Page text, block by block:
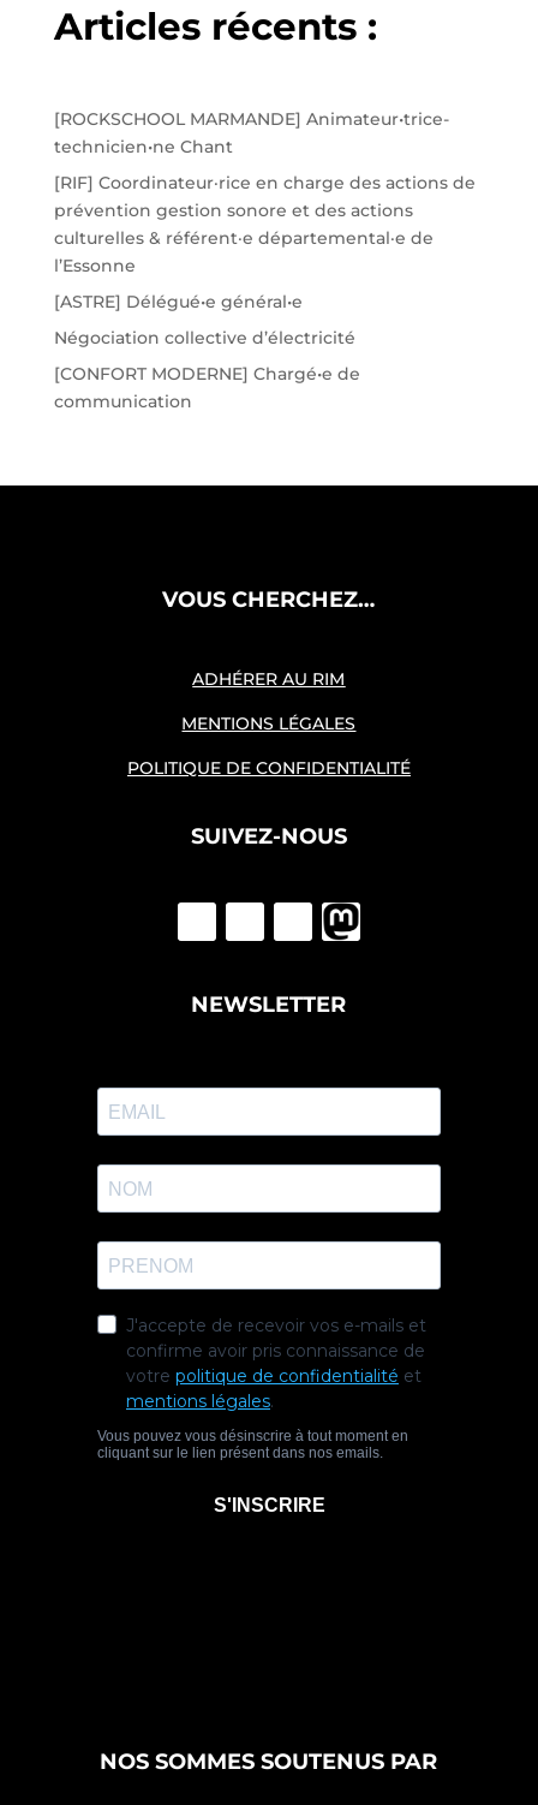
Articles récents :
[ROCKSCHOOL MARMANDE] Animateur•trice-
technicien•ne Chant
[RIF] Coordinateur·rice en charge des actions de
prévention gestion sonore et des actions
culturelles & référent·e départemental·e de
l’Essonne
[ASTRE] Délégué•e général•e
Négociation collective d’électricité
[CONFORT MODERNE] Chargé•e de
communication
VOUS CHERCHEZ…
ADHÉRER AU RIM
MENTIONS LÉGALES
POLITIQUE DE CONFIDENTIALITÉ
SUIVEZ-NOUS
NEWSLETTER
NOS SOMMES SOUTENUS PAR